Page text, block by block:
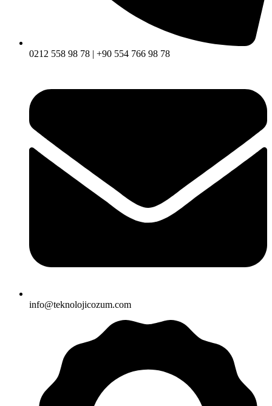
0212 558 98 78 | +90 554 766 98 78
info@teknolojicozum.com